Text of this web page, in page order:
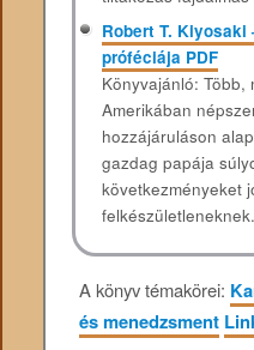
Robert T. Kiyosaki
próféciája PDF
Könyvajánló: Több,
Amerikában
hozzájáruláson
gazdag papája
következményeket
A könyv témakörei:
és menedzsment